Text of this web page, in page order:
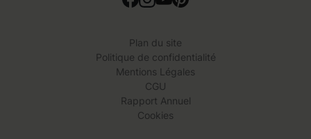
Plan du site
Politique de confidentialité
Mentions Légales
CGU
Rapport Annuel
Cookies